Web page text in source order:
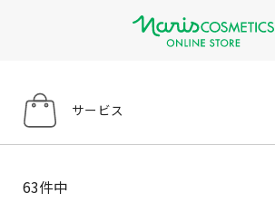
サービス
63件中